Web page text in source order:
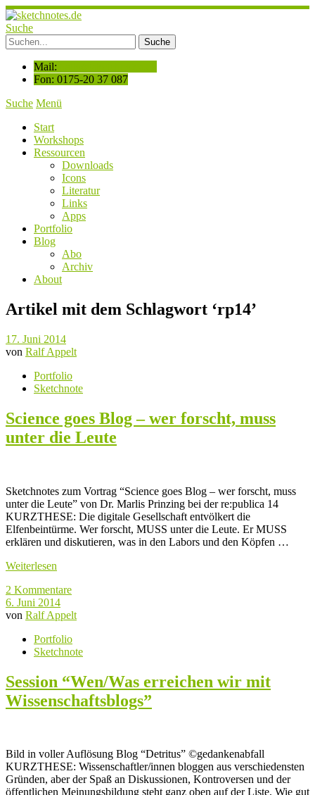
Suche
Mail:
Fon: 0175-20 37 087
Suche Menü
Start
Workshops
Ressourcen
Downloads
Icons
Literatur
Links
Apps
Portfolio
Blog
Abo
Archiv
About
Artikel mit dem Schlagwort ‘rp14’
17. Juni 2014
von Ralf Appelt
Portfolio
Sketchnote
Science goes Blog – wer forscht, muss
unter die Leute
Sketchnotes zum Vortrag “Science goes Blog – wer forscht, muss
unter die Leute” von Dr. Marlis Prinzing bei der re:publica 14
KURZTHESE: Die digitale Gesellschaft entvölkert die
Elfenbeintürme. Wer forscht, MUSS unter die Leute. Er MUSS
erklären und diskutieren, was in den Labors und den Köpfen …
Weiterlesen
2 Kommentare
6. Juni 2014
von Ralf Appelt
Portfolio
Sketchnote
Session “Wen/Was erreichen wir mit
Wissenschaftsblogs”
Bild in voller Auflösung Blog “Detritus” ©gedankenabfall
KURZTHESE: Wissenschaftler/innen bloggen aus verschiedensten
Gründen, aber der Spaß an Diskussionen, Kontroversen und der
öffentlichen Meinungsbildung steht ganz oben auf der Liste. Wie gut